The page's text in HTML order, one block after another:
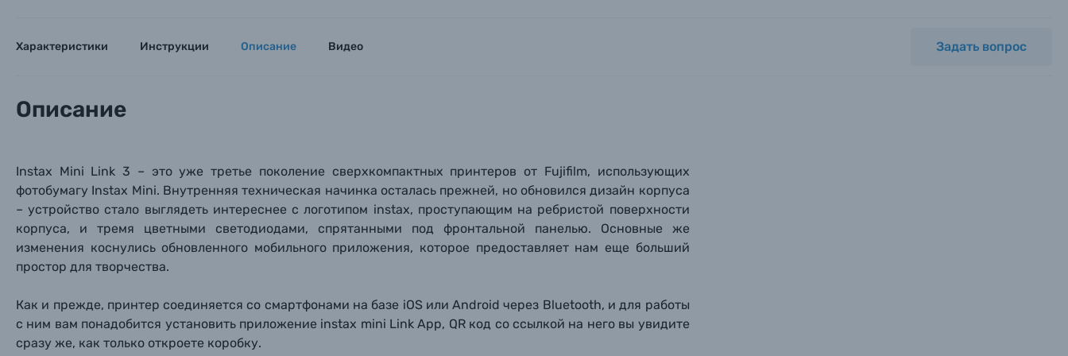
Каталог товаров
Цифровые фотоаппараты
Пленочные фотоаппараты
Характеристики Инструкции Описание Видео Задать вопрос
Описание
Instax Mini Link 3 – это уже третье поколение сверхкомпактных принтеров от Fujifilm, использующих
фотобумагу Instax Mini. Внутренняя техническая начинка осталась прежней, но обновился дизайн корпуса
– устройство стало выглядеть интереснее с логотипом instax, проступающим на ребристой поверхности
корпуса, и тремя цветными светодиодами, спрятанными под фронтальной панелью. Основные же
изменения коснулись обновленного мобильного приложения, которое предоставляет нам еще больший
простор для творчества.
Как и прежде, принтер соединяется со смартфонами на базе iOS или Android через Bluetooth, и для работы
с ним вам понадобится установить приложение instax mini Link App, QR код со ссылкой на него вы увидите
сразу же, как только откроете коробку.